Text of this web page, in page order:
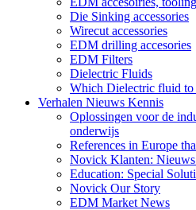
Die Sinking accessories
Wirecut accessories
EDM drilling accesories
EDM Filters
Dielectric Fluids
Which Dielectric fluid to
Verhalen Nieuws Kennis
Oplossingen voor de
onderwijs
References in Europe
Novick Klanten:
Education: Special
Novick Our Story
EDM Market News